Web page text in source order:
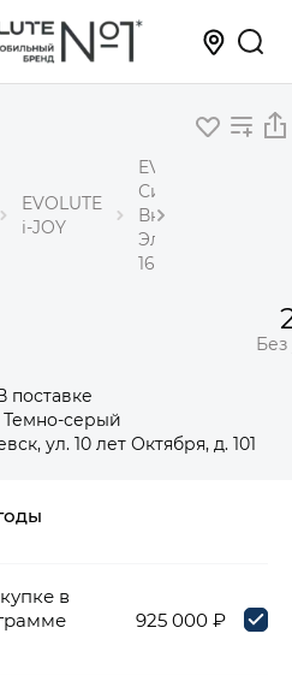
EVOLUTE
i-JOY
EVOLUTE i-JOY
Сити+
Внедорожник
Электричество
163 л.с. АКПП
поставке
Темно-серый
ул. 10 лет Октября, д. 101
в
925 000 ₽